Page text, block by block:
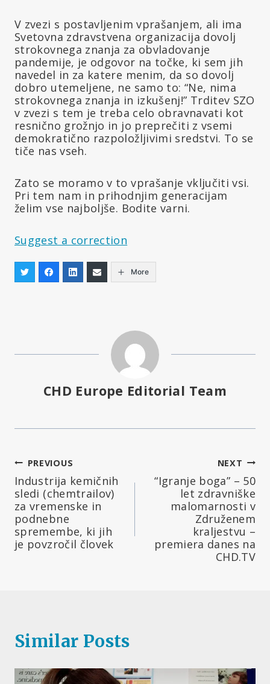
V zvezi s postavljenim vprašanjem, ali ima
Svetovna zdravstvena organizacija dovolj
strokovnega znanja za obvladovanje
pandemije, je odgovor na točke, ki sem jih
navedel in za katere menim, da so dovolj
dobro utemeljene, ne samo to: “Ne, nima
strokovnega znanja in izkušenj!” Trditev SZO
v zvezi s tem je treba celo obravnavati kot
resnično grožnjo in jo preprečiti z vsemi
demokratično razpoložljivimi sredstvi. To se
tiče nas vseh.
Zato se moramo v to vprašanje vključiti vsi.
Pri tem nam in prihodnjim generacijam
želim vse najboljše. Bodite varni.
Suggest a correction
More
CHD Europe Editorial Team
Navigacija
prispevka
PREVIOUS
Industrija kemičnih
sledi (chemtrailov)
za vremenske in
podnebne
spremembe, ki jih
je povzročil človek
NEXT
“Igranje boga” – 50
let zdravniške
malomarnosti v
Združenem
kraljestvu –
premiera danes na
CHD.TV
Similar Posts